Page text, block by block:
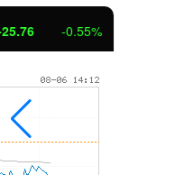
北证50